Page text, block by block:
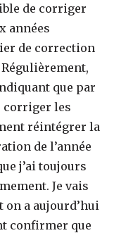
de corriger
années
de correction
que par
corriger les
réintégrer la
de l’année
j’ai toujours
Je vais
a aujourd’hui
confirmer que